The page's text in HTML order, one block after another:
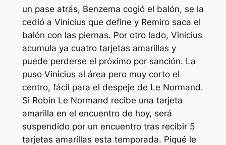
un pase atrás, Benzema cogió el balón, se la
cedió a Vinicius que define y Remiro saca el
balón con las piernas. Por otro lado, Vinicius
acumula ya cuatro tarjetas amarillas y
puede perderse el próximo por sanción. La
puso Vinicius al área pero muy corto el
centro, fácil para el despeje de Le Normand.
Si Robin Le Normand recibe una tarjeta
amarilla en el encuentro de hoy, será
suspendido por un encuentro tras recibir 5
tarjetas amarillas esta temporada. Piqué le